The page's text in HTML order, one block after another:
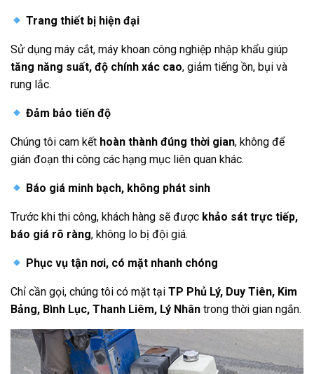
Trang thiết bị hiện đại
Sử dụng máy cắt, máy khoan công nghiệp nhập khẩu giúp
tăng năng suất, độ chính xác cao, giảm tiếng ồn, bụi và
rung lắc.
Đảm bảo tiến độ
Chúng tôi cam kết hoàn thành đúng thời gian, không để
gián đoạn thi công các hạng mục liên quan khác.
Báo giá minh bạch, không phát sinh
Trước khi thi công, khách hàng sẽ được khảo sát trực tiếp,
báo giá rõ ràng, không lo bị đội giá.
Phục vụ tận nơi, có mặt nhanh chóng
Chỉ cần gọi, chúng tôi có mặt tại TP Phủ Lý, Duy Tiên, Kim
Bảng, Bình Lục, Thanh Liêm, Lý Nhân trong thời gian ngắn.